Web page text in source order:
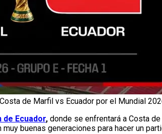
de Marfil vs Ecuador por el Mundial
de Ecuador, donde se enfrentará a Costa
buenas generaciones para hacer un